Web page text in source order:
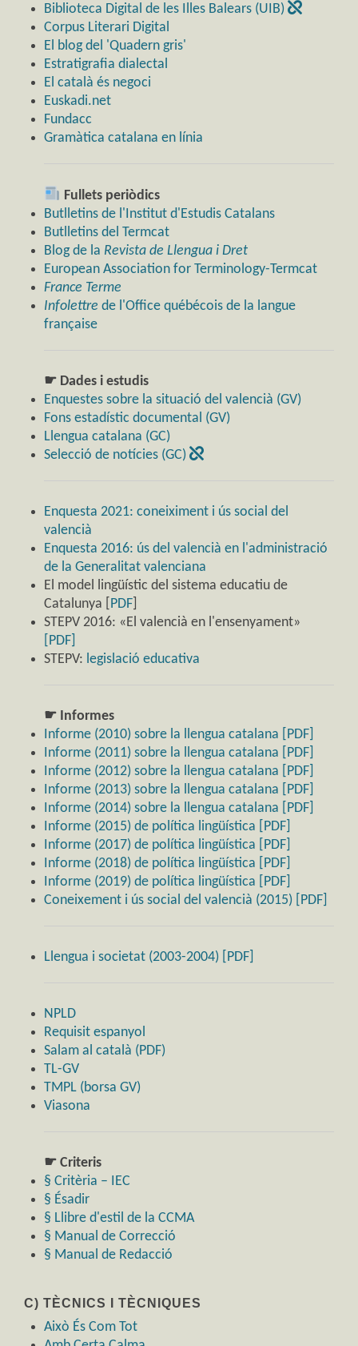
Biblioteca Digital de les Illes Balears (UIB)
Corpus Literari Digital
El blog del 'Quadern gris'
Estratigrafia dialectal
El català és negoci
Euskadi.net
Fundacc
Gramàtica catalana en línia
Fullets periòdics
Butlletins de l'Institut d'Estudis Catalans
Butlletins del Termcat
Blog de la Revista de Llengua i Dret
European Association for Terminology-Termcat
France Terme
Infolettre de l'Office québécois de la langue
française
☛ Dades i estudis
Enquestes sobre la situació del valencià (GV)
Fons estadístic documental (GV)
Llengua catalana (GC)
Selecció de notícies (GC)
Enquesta 2021: coneiximent i ús social del
valencià
Enquesta 2016: ús del valencià en l'administració
de la Generalitat valenciana
El model lingüístic del sistema educatiu de
Catalunya [
PDF
STEPV 2016: «El valencià en l'ensenyament»
[PDF]
STEPV: legislació educativa
☛ Informes
Informe (2010) sobre la llengua catalana [PDF]
Informe (2011) sobre la llengua catalana [PDF]
Informe (2012) sobre la llengua catalana [PDF]
Informe (2013) sobre la llengua catalana [PDF]
Informe (2014) sobre la llengua catalana [PDF]
Informe (2015) de política lingüística [PDF]
Informe (2017) de política lingüística [PDF]
Informe (2018) de política lingüística [PDF]
Informe (2019) de política lingüística [PDF]
Coneixement i ús social del valencià (2015) [PDF]
Llengua i societat (2003-2004) [PDF]
NPLD
Requisit espanyol
Salam al català (PDF)
TL-GV
TMPL (borsa GV)
Viasona
☛ Criteris
§ Critèria – IEC
§ Ésadir
§ Llibre d'estil de la CCMA
§ Manual de Correcció
§ Manual de Redacció
C) TÈCNICS I TÈCNIQUES
Això És Com Tot